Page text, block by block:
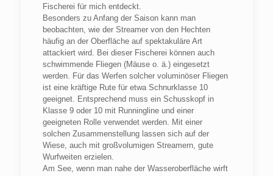
Fischerei für mich entdeckt.
Besonders zu Anfang der Saison kann man
beobachten, wie der Streamer von den Hechten
häufig an der Oberfläche auf spektakuläre Art
attackiert wird. Bei dieser Fischerei können auch
schwimmende Fliegen (Mäuse o. ä.) eingesetzt
werden. Für das Werfen solcher voluminöser Fliegen
ist eine kräftige Rute für etwa Schnurklasse 10
geeignet. Entsprechend muss ein Schusskopf in
Klasse 9 oder 10 mit Runningline und einer
geeigneten Rolle verwendet werden. Mit einer
solchen Zusammenstellung lassen sich auf der
Wiese, auch mit großvolumigen Streamern, gute
Wurfweiten erzielen.
Am See, wenn man nahe der Wasseroberfläche wirft